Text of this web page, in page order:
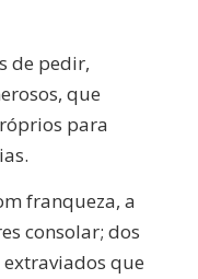
de pedir,
que
para
franqueza, a
consolar; dos
extraviados que